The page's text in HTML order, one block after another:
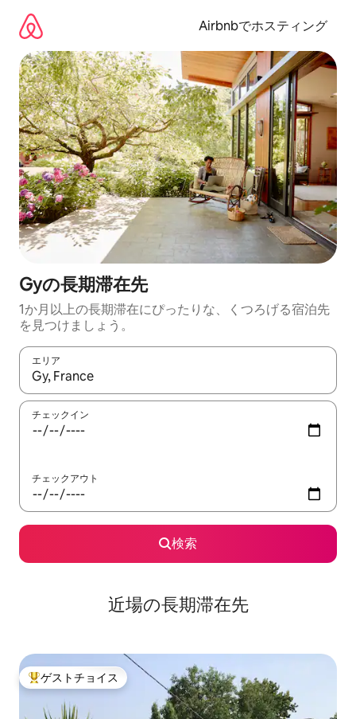
Airbnbでホスティング
Gyの長期滞在先
1か月以上の長期滞在にぴったりな、くつろげる宿泊先
を見つけましょう。
エリア
検索結果が表示されたら、上下の矢印キーを使って移動するか
チェックイン
チェックアウト
検索
近場の長期滞在先
大好評のゲストチョイスです。
ゲストチョイス